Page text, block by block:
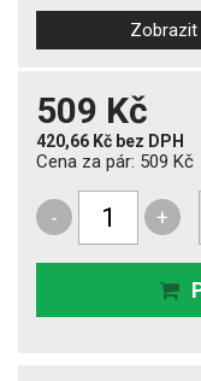
509 Kč
420,66 Kč bez DPH
Cena za pár: 509 Kč
- +